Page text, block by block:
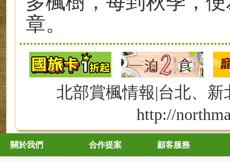
章。
北部賞楓情報|台北、
http://
關於我們 合作提案 顧客服務